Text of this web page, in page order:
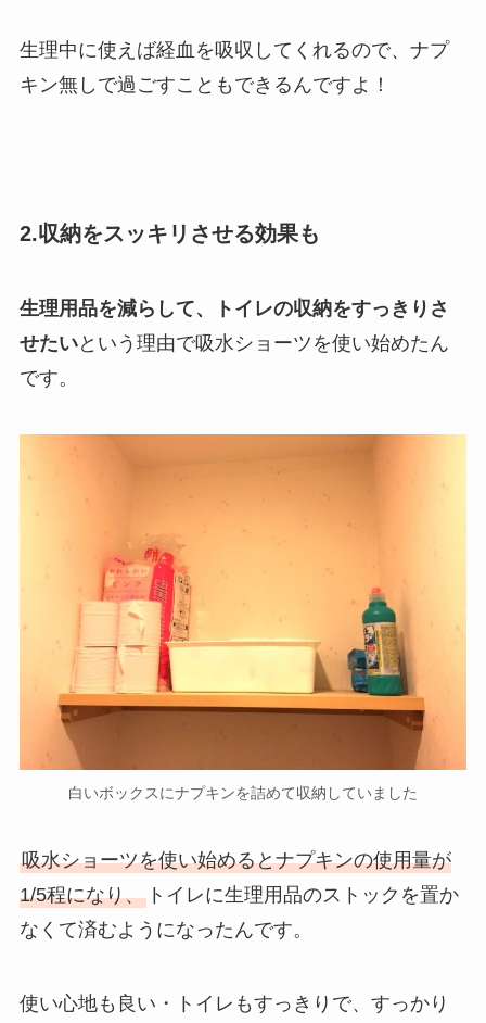
生理中に使えば経血を吸収してくれるので、ナプ
キン無しで過ごすこともできるんですよ！
2.収納をスッキリさせる効果も
生理用品を減らして、トイレの収納をすっきりさ
せたいという理由で吸水ショーツを使い始めたん
です。
白いボックスにナプキンを詰めて収納していました
吸水ショーツを使い始めるとナプキンの使用量が
1/5程になり、トイレに生理用品のストックを置か
なくて済むようになったんです。
使い心地も良い・トイレもすっきりで、すっかり